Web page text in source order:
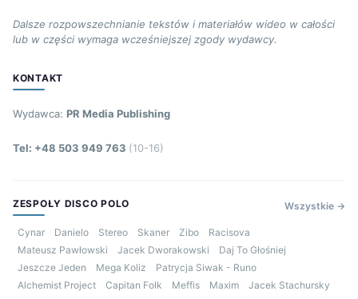
Dalsze rozpowszechnianie tekstów i materiałów wideo w całości
lub w części wymaga wcześniejszej zgody wydawcy.
KONTAKT
Wydawca: PR Media Publishing
Tel: +48 503 949 763 (10-16)
ZESPOŁY DISCO POLO Wszystkie →
Cynar Danielo Stereo Skaner Zibo
Racisova
Mateusz Pawłowski
Jacek Dworakowski
Daj To Głośniej
Jeszcze Jeden
Mega Koliz
Patrycja Siwak - Runo
Alchemist Project
Capitan Folk Meffis Maxim
Jacek Stachursky